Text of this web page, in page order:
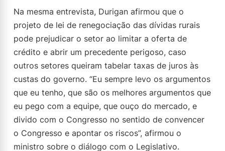
Na mesma entrevista, Durigan afirmou que o
projeto de lei de renegociação das dívidas rurais
pode prejudicar o setor ao limitar a oferta de
crédito e abrir um precedente perigoso, caso
outros setores queiram tabelar taxas de juros às
custas do governo. “Eu sempre levo os argumentos
que eu tenho, que são os melhores argumentos que
eu pego com a equipe, que ouço do mercado, e
divido com o Congresso no sentido de convencer
o Congresso e apontar os riscos”, afirmou o
ministro sobre o diálogo com o Legislativo.